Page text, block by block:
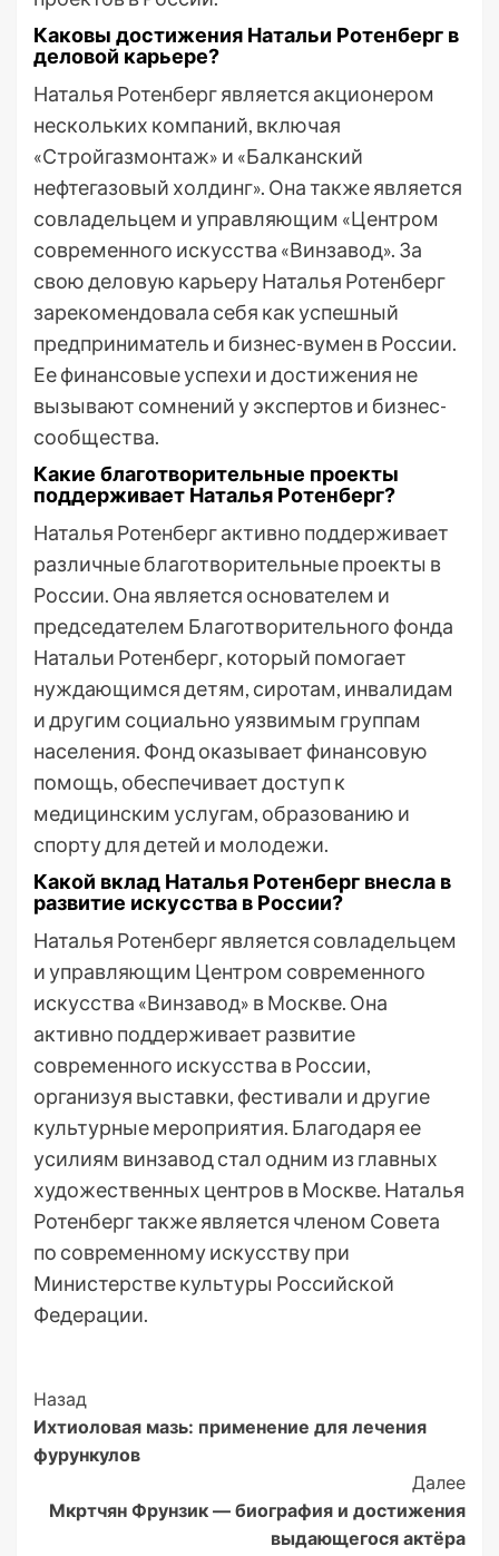
Каковы достижения Натальи Ротенберг в
деловой карьере?
Наталья Ротенберг является акционером
нескольких компаний, включая
«Стройгазмонтаж» и «Балканский
нефтегазовый холдинг». Она также является
совладельцем и управляющим «Центром
современного искусства «Винзавод». За
свою деловую карьеру Наталья Ротенберг
зарекомендовала себя как успешный
предприниматель и бизнес-вумен в России.
Ее финансовые успехи и достижения не
вызывают сомнений у экспертов и бизнес-
сообщества.
Какие благотворительные проекты
поддерживает Наталья Ротенберг?
Наталья Ротенберг активно поддерживает
различные благотворительные проекты в
России. Она является основателем и
председателем Благотворительного фонда
Натальи Ротенберг, который помогает
нуждающимся детям, сиротам, инвалидам
и другим социально уязвимым группам
населения. Фонд оказывает финансовую
помощь, обеспечивает доступ к
медицинским услугам, образованию и
спорту для детей и молодежи.
Какой вклад Наталья Ротенберг внесла в
развитие искусства в России?
Наталья Ротенберг является совладельцем
и управляющим Центром современного
искусства «Винзавод» в Москве. Она
активно поддерживает развитие
современного искусства в России,
организуя выставки, фестивали и другие
культурные мероприятия. Благодаря ее
усилиям винзавод стал одним из главных
художественных центров в Москве. Наталья
Ротенберг также является членом Совета
по современному искусству при
Министерстве культуры Российской
Федерации.
Post
Navigation
Назад
Ихтиоловая мазь: применение для лечения
фурункулов
Далее
Мкртчян Фрунзик — биография и достижения
выдающегося актёра